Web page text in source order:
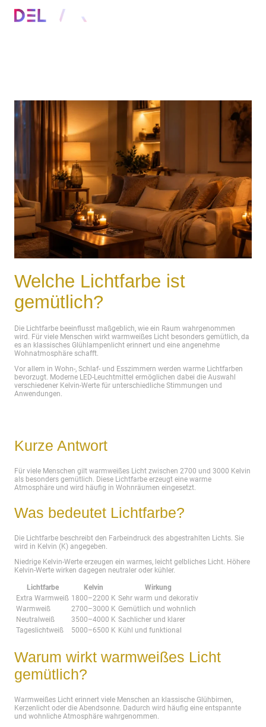
Welche Lichtfarbe ist
gemütlich?
Die Lichtfarbe beeinflusst maßgeblich, wie ein Raum wahrgenommen
wird. Für viele Menschen wirkt warmweißes Licht besonders gemütlich, da
es an klassisches Glühlampenlicht erinnert und eine angenehme
Wohnatmosphäre schafft.
Vor allem in Wohn-, Schlaf- und Esszimmern werden warme Lichtfarben
bevorzugt. Moderne LED-Leuchtmittel ermöglichen dabei die Auswahl
verschiedener Kelvin-Werte für unterschiedliche Stimmungen und
Anwendungen.
Kurze Antwort
Für viele Menschen gilt warmweißes Licht zwischen 2700 und 3000 Kelvin
als besonders gemütlich. Diese Lichtfarbe erzeugt eine warme
Atmosphäre und wird häufig in Wohnräumen eingesetzt.
Was bedeutet Lichtfarbe?
Die Lichtfarbe beschreibt den Farbeindruck des abgestrahlten Lichts. Sie
wird in Kelvin (K) angegeben.
Niedrige Kelvin-Werte erzeugen ein warmes, leicht gelbliches Licht. Höhere
Kelvin-Werte wirken dagegen neutraler oder kühler.
Lichtfarbe Kelvin
Wirkung
Extra Warmweiß 1800–2200 K Sehr warm und dekorativ
Warmweiß
2700–3000 K Gemütlich und wohnlich
Neutralweiß
3500–4000 K Sachlicher und klarer
Tageslichtweiß
5000–6500 K Kühl und funktional
Warum wirkt warmweißes Licht
gemütlich?
Warmweißes Licht erinnert viele Menschen an klassische Glühbirnen,
Kerzenlicht oder die Abendsonne. Dadurch wird häufig eine entspannte
und wohnliche Atmosphäre wahrgenommen.